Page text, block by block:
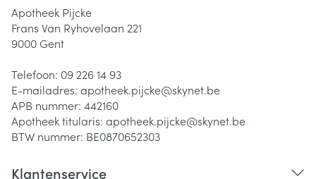
Apotheek Pijcke
Frans Van Ryhovelaan 221
9000 Gent
Telefoon: 09 226 14 93
E-mailadres: apotheek.pijcke@skynet.be
APB nummer: 442160
Apotheek titularis: apotheek.pijcke@skynet.be
BTW nummer: BE0870652303
Klantenservice